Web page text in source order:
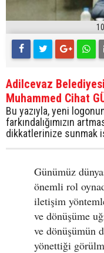
Adilcevaz
Muhammed Cihat
Bu yazıyla, yeni
farkındalığımızın
dikkatlerinize sunmak
Günümüz
önemli rol
iletişim
ve dönüşüme
ve dönüşümün
yönettiği